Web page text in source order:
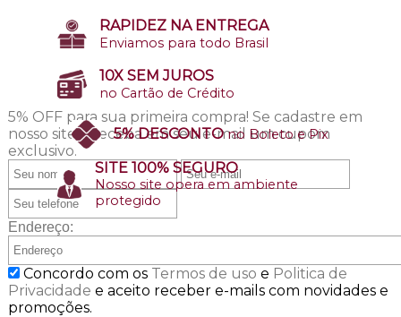
RAPIDEZ NA ENTREGA
Enviamos para todo Brasil
10X SEM JUROS
no Cartão de Crédito
5% DESCONTO no Boleto e Pix
SITE 100% SEGURO
Nosso site opera em ambiente
protegido
5% OFF para sua primeira compra! Se cadastre em
nosso site e receba em seu e-mail um cupom
exclusivo.
Endereço:
Concordo com os Termos de uso e Politica de
Privacidade e aceito receber e-mails com novidades e
promoções.